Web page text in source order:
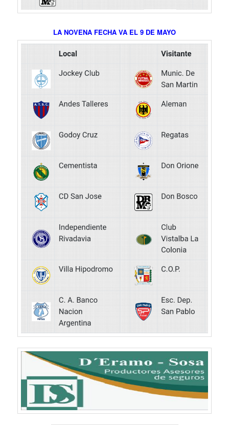
LA NOVENA FECHA VA EL 9 DE MAYO